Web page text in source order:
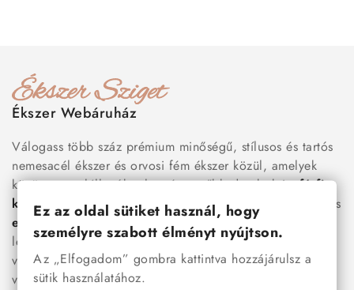
Ékszer Webáruház
Válogass több száz prémium minőségű, stílusos és tartós
nemesacél ékszer és orvosi fém ékszer közül, amelyek
között megtalálhatók a legnépszerűbb darabok is:férfi
karkötők
, női nyakláncok , karikagyűrűk
és
esküvői kiegészítőkegyaránt. Webáruházunkban a
legújabb trendeket követő, mégis időtálló ékszerek közül
választhatsz – legyen szó ajándékról, mindennapi
viseletről vagy különleges alkalmakról.
Ez az oldal sütiket használ, hogy
személyre szabott élményt nyújtson.
Az „Elfogadom” gombra kattintva hozzájárulsz a
sütik használatához.